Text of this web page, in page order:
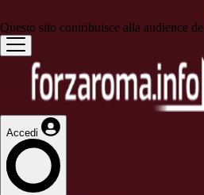
Questo sito contribuisce alla audience de
Accedi